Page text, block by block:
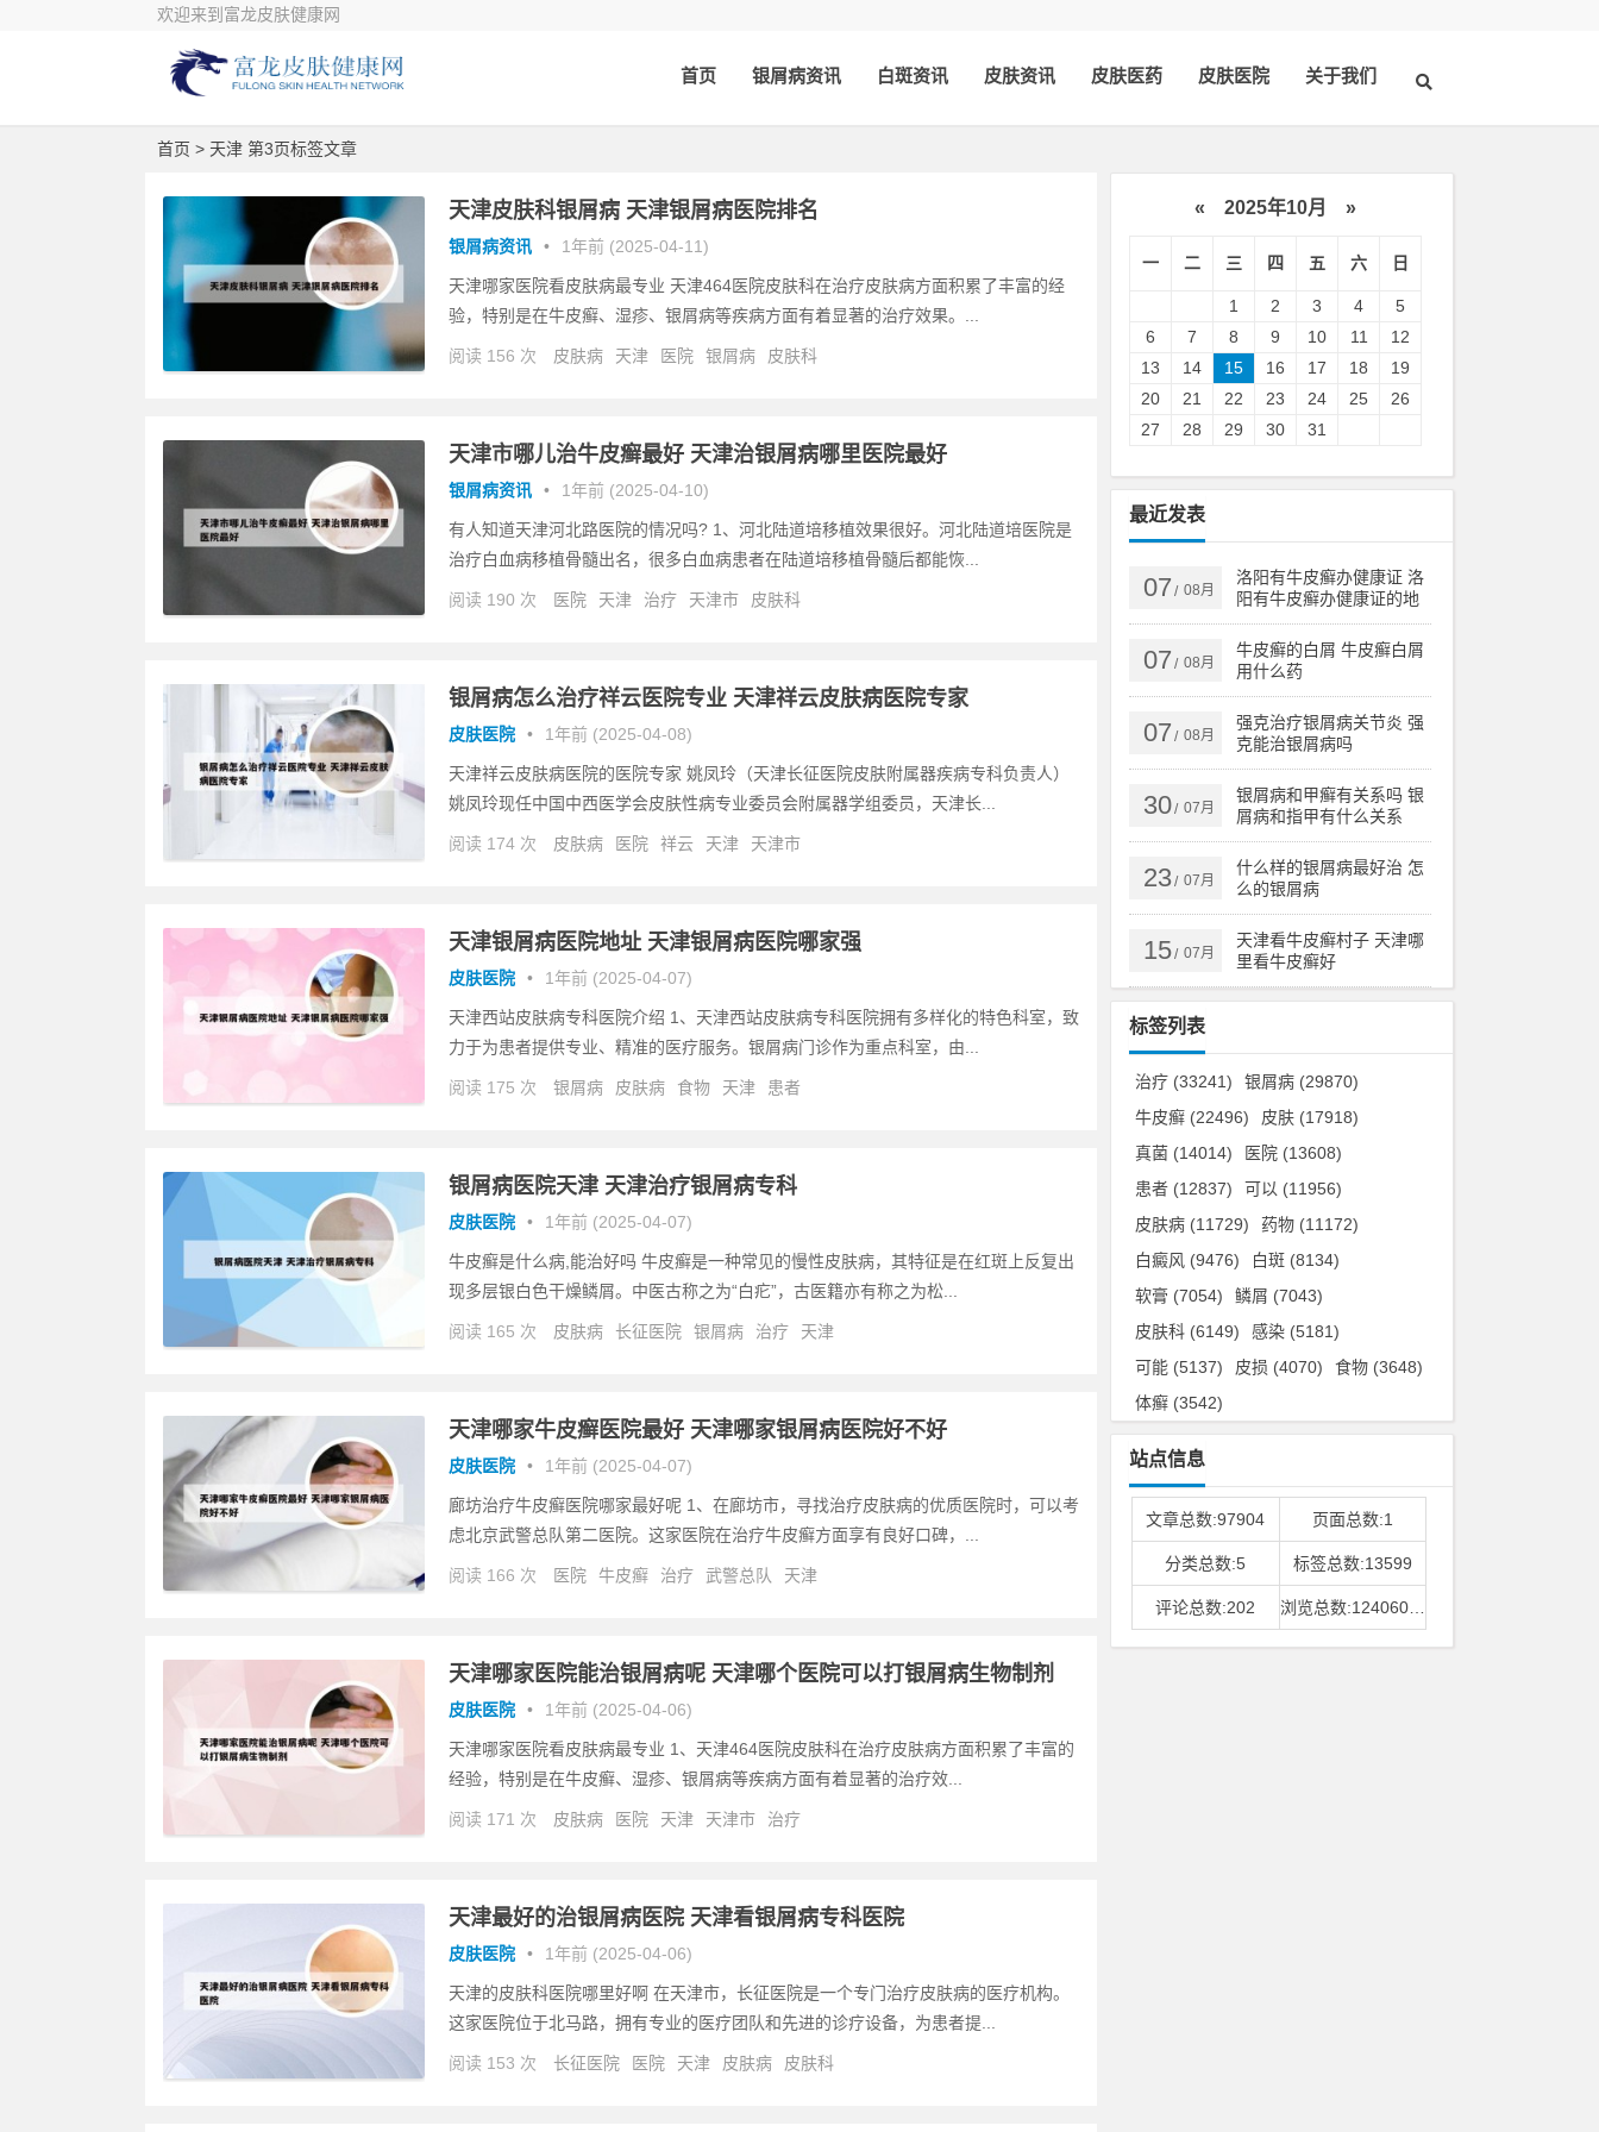
欢迎来到富龙皮肤健康网
首页 银屑病资讯 白斑资讯 皮肤资讯 皮肤医药 皮肤医院 关于我们
首页 > 天津 第3页标签文章
天津皮肤科银屑病 天津银屑病医院排名
银屑病资讯 • 1年前 (2025-04-11)
天津哪家医院看皮肤病最专业 天津464医院皮肤科在治疗皮肤病方面积累了丰富的经
验，特别是在牛皮癣、湿疹、银屑病等疾病方面有着显著的治疗效果。...
阅读 156 次 皮肤病 天津 医院 银屑病 皮肤科
天津市哪儿治牛皮癣最好 天津治银屑病哪里医院最好
银屑病资讯 • 1年前 (2025-04-10)
有人知道天津河北路医院的情况吗? 1、河北陆道培移植效果很好。河北陆道培医院是
治疗白血病移植骨髓出名，很多白血病患者在陆道培移植骨髓后都能恢...
阅读 190 次 医院 天津 治疗 天津市 皮肤科
银屑病怎么治疗祥云医院专业 天津祥云皮肤病医院专家
皮肤医院 • 1年前 (2025-04-08)
天津祥云皮肤病医院的医院专家 姚凤玲（天津长征医院皮肤附属器疾病专科负责人）
姚凤玲现任中国中西医学会皮肤性病专业委员会附属器学组委员，天津长...
阅读 174 次 皮肤病 医院 祥云 天津 天津市
天津银屑病医院地址 天津银屑病医院哪家强
皮肤医院 • 1年前 (2025-04-07)
天津西站皮肤病专科医院介绍 1、天津西站皮肤病专科医院拥有多样化的特色科室，致
力于为患者提供专业、精准的医疗服务。银屑病门诊作为重点科室，由...
阅读 175 次 银屑病 皮肤病 食物 天津 患者
银屑病医院天津 天津治疗银屑病专科
皮肤医院 • 1年前 (2025-04-07)
牛皮癣是什么病,能治好吗 牛皮癣是一种常见的慢性皮肤病，其特征是在红斑上反复出
现多层银白色干燥鳞屑。中医古称之为“白疕”，古医籍亦有称之为松...
阅读 165 次 皮肤病 长征医院 银屑病 治疗 天津
天津哪家牛皮癣医院最好 天津哪家银屑病医院好不好
皮肤医院 • 1年前 (2025-04-07)
廊坊治疗牛皮癣医院哪家最好呢 1、在廊坊市，寻找治疗皮肤病的优质医院时，可以考
虑北京武警总队第二医院。这家医院在治疗牛皮癣方面享有良好口碑，...
阅读 166 次 医院 牛皮癣 治疗 武警总队 天津
天津哪家医院能治银屑病呢 天津哪个医院可以打银屑病生物制剂
皮肤医院 • 1年前 (2025-04-06)
天津哪家医院看皮肤病最专业 1、天津464医院皮肤科在治疗皮肤病方面积累了丰富的
经验，特别是在牛皮癣、湿疹、银屑病等疾病方面有着显著的治疗效...
阅读 171 次 皮肤病 医院 天津 天津市 治疗
天津最好的治银屑病医院 天津看银屑病专科医院
皮肤医院 • 1年前 (2025-04-06)
天津的皮肤科医院哪里好啊 在天津市，长征医院是一个专门治疗皮肤病的医疗机构。
这家医院位于北马路，拥有专业的医疗团队和先进的诊疗设备，为患者提...
阅读 153 次 长征医院 医院 天津 皮肤病 皮肤科
« 2025年10月 »
一 二 三 四 五 六 日
1 2 3 4
5
6
7 8 9 10 11
12
13
14 15 16 17 18
19
20
21 22 23 24 25
26
27
28 29 30 31
最近发表
07 / 08月
洛阳有牛皮癣办健康证 洛
阳有牛皮癣办健康证的地
方吗
07 / 08月
牛皮癣的白屑 牛皮癣白屑
用什么药
07 / 08月
强克治疗银屑病关节炎 强
克能治银屑病吗
30/ 07月
银屑病和甲癣有关系吗 银
屑病和指甲有什么关系
23/ 07月
什么样的银屑病最好治 怎
么的银屑病
15/ 07月
天津看牛皮癣村子 天津哪
里看牛皮癣好
标签列表
治疗 (33241) 银屑病 (29870)
牛皮癣 (22496) 皮肤 (17918)
真菌 (14014) 医院 (13608)
患者 (12837) 可以 (11956)
皮肤病 (11729) 药物 (11172)
白癜风 (9476) 白斑 (8134)
软膏 (7054) 鳞屑 (7043)
皮肤科 (6149) 感染 (5181)
可能 (5137) 皮损 (4070) 食物 (3648)
体癣 (3542)
站点信息
文章总数:97904 页面总数:1
分类总数:5 标签总数:13599
评论总数:202 浏览总数:12406006